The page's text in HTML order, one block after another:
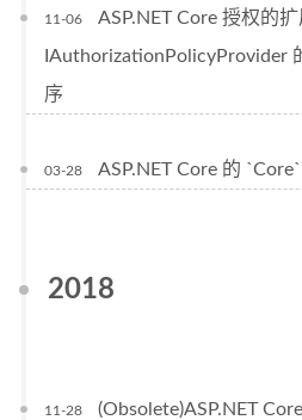
11-06
ASP.NET Core 授权的
IAuthorizationPolicyProvider
序
03-28 ASP.NET Core 的
2018
11-28
(Obsolete)ASP.NET